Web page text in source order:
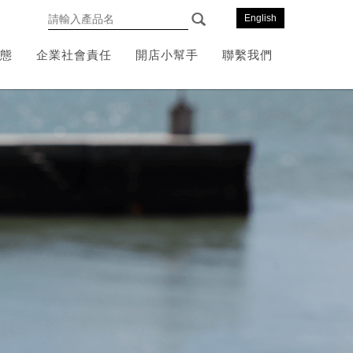
企業社會責任 開店小幫手 聯繫我們
English